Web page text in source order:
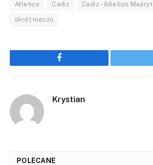
Atletico Cadiz Cadiz - Atletico Madryt
skrót meczu
Facebook
Krystian
POLECANE